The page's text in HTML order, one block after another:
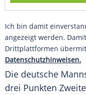
Ich bin damit
angezeigt werden.
Drittplattformen
Datenschutzhinweisen.
Die deutsche
drei Punkten